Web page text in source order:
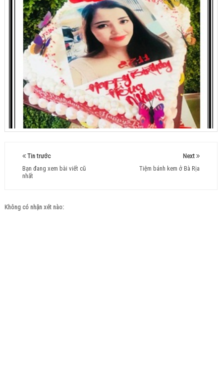
Next
Tiệm bánh kem ở Bà Rịa
Tin trước
Bạn đang xem bài viết cũ
nhất
Không có nhận xét nào: